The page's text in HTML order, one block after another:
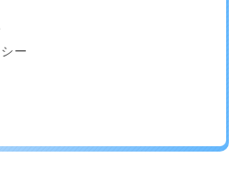
ー